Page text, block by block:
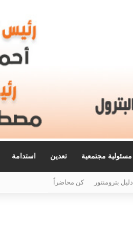
مسئولية مجتمعية تعدين استدامة
دليل بترومنتور كن محاضراً